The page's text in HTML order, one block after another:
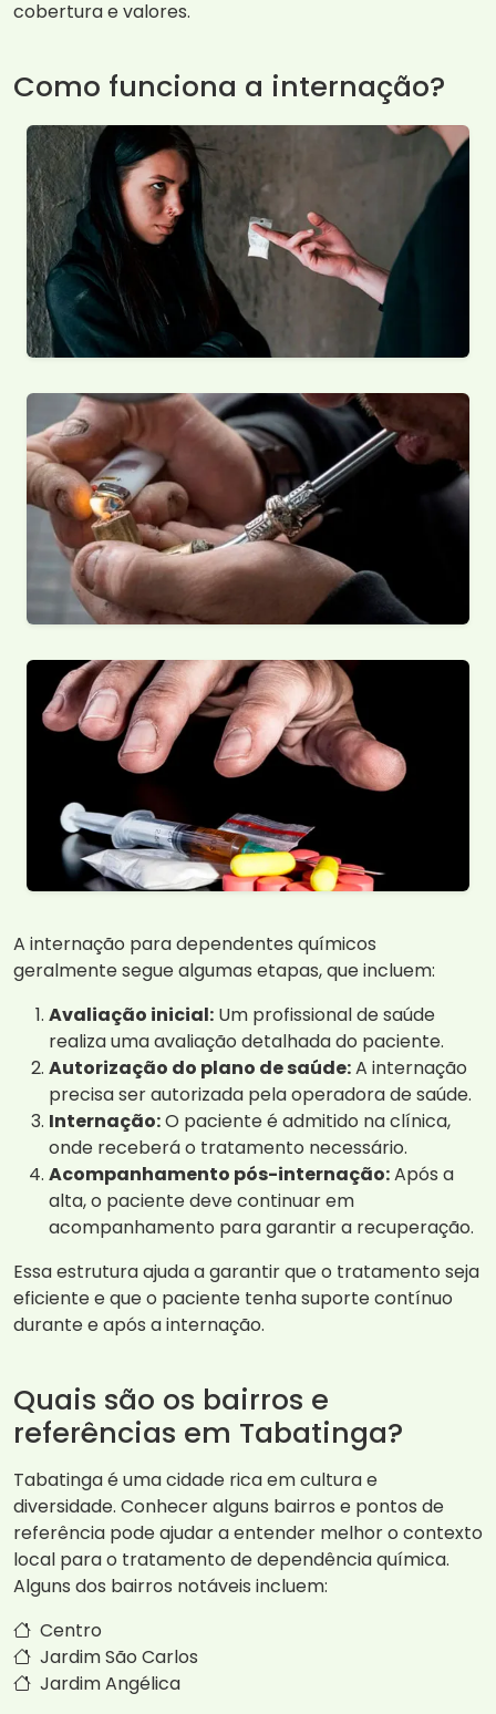
cobertura e valores.
Como funciona a internação?
A internação para dependentes químicos
geralmente segue algumas etapas, que incluem:
Avaliação inicial: Um profissional de saúde
realiza uma avaliação detalhada do paciente.
Autorização do plano de saúde:A internação
precisa ser autorizada pela operadora de saúde.
Internação:O paciente é admitido na clínica,
onde receberá o tratamento necessário.
Acompanhamento pós-internação:Após a
alta, o paciente deve continuar em
acompanhamento para garantir a recuperação.
Essa estrutura ajuda a garantir que o tratamento seja
eficiente e que o paciente tenha suporte contínuo
durante e após a internação.
Quais são os bairros e
referências em Tabatinga?
Tabatinga é uma cidade rica em cultura e
diversidade. Conhecer alguns bairros e pontos de
referência pode ajudar a entender melhor o contexto
local para o tratamento de dependência química.
Alguns dos bairros notáveis incluem:
Centro
Jardim São Carlos
Jardim Angélica